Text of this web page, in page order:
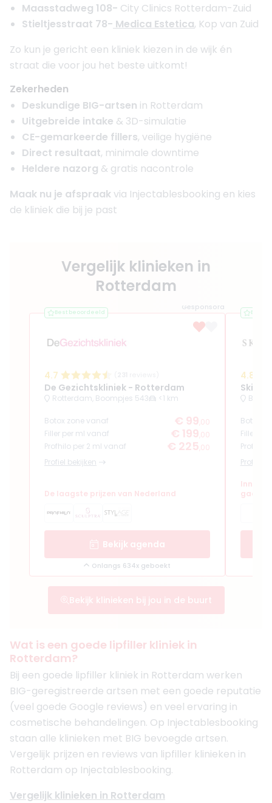
Maasstadweg 108- City Clinics Rotterdam-Zuid
Stieltjesstraat 78- Medica Estetica, Kop van Zuid
Zo kun je gericht een kliniek kiezen in de wijk én
straat die voor jou het beste uitkomt!
Zekerheden
Deskundige BIG-artsen in Rotterdam
Uitgebreide intake & 3D-simulatie
CE-gemarkeerde fillers, veilige hygiëne
Direct resultaat, minimale downtime
Heldere nazorg & gratis nacontrole
Maak nu je afspraak via Injectablesbooking en kies
de kliniek die bij je past
Vergelijk klinieken in
Rotterdam
Gesponsord
Best beoordeeld
4.7
De Gezichtskliniek - Rotterdam
Rotterdam, Boompjes 543 <1 km
Botox zone vanaf € 99 ,00
Filler per ml vanaf
€ 199 ,00
Profhilo per 2 ml vanaf
€ 225 ,00
Profiel bekijken
De laagste prijzen van Nederland
Bekijk agenda
Onlangs 634x geboekt
Best
4.8
Botox
Filler
Profhilo
Profiel
gaan
Bekijk klinieken bij jou in de buurt
Wat is een goede lipfiller kliniek in
Rotterdam?
Bij een goede lipfiller kliniek in Rotterdam werken
BIG-geregistreerde artsen met een goede reputatie
(veel goede Google reviews) en veel ervaring in
cosmetische behandelingen. Op Injectablesbooking
staan alle klinieken met BIG bevoegde artsen.
Vergelijk prijzen en reviews van lipfiller klinieken in
Rotterdam op Injectablesbooking.
Vergelijk klinieken in Rotterdam